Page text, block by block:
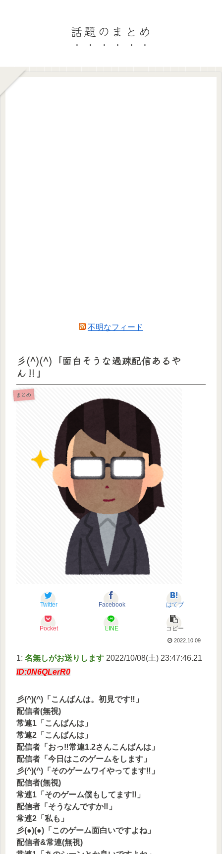
話題のまとめ
不明なフィード
彡(^)(^)「面白そうな過疎配信あるや
ん‼」
まとめ
Twitter Facebook はてブ
Pocket LINE コピー
2022.10.09
1: 名無しがお送りします 2022/10/08(土) 23:47:46.21
ID:0N6QLerR0
彡(^)(^)「こんばんは。初見です‼」
配信者(無視)
常連1「こんばんは」
常連2「こんばんは」
配信者「おっ‼常連1.2さんこんばんは」
配信者「今日はこのゲームをします」
彡(^)(^)「そのゲームワイやってます‼」
配信者(無視)
常連1「そのゲーム僕もしてます‼」
配信者「そうなんですか‼」
常連2「私も」
彡(●)(●)「このゲーム面白いですよね」
配信者&常連(無視)